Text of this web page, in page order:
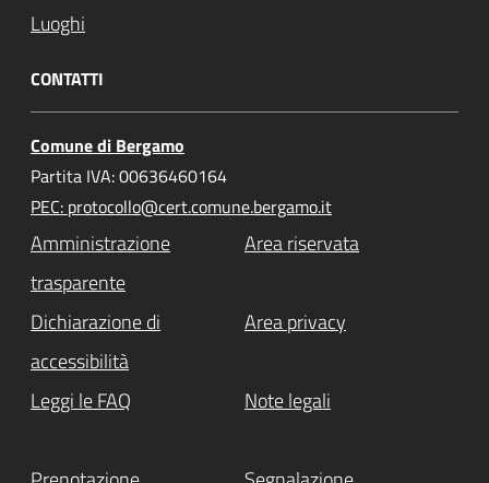
Luoghi
CONTATTI
Comune di Bergamo
Partita IVA: 00636460164
PEC: protocollo@cert.comune.bergamo.it
Amministrazione
trasparente
Area riservata
Dichiarazione di
accessibilità
Area privacy
Leggi le FAQ Note legali